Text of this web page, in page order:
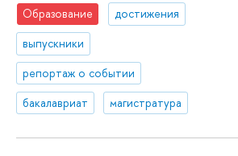
Образование
достижения
выпускники
репортаж о событии
бакалавриат
магистратура